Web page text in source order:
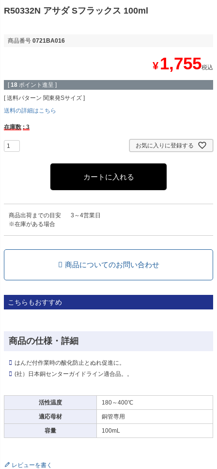
R50332N アサダ Sフラックス 100ml
商品番号 0721BA016
¥ 1,755税込
[ 18 ポイント進呈 ]
送料パターン 関東発Sサイズ
送料の詳細はこちら
在庫数 3
お気に入りに登録する
カートに入れる
商品出荷までの目安
※在庫がある場合
3～4営業日
商品についてのお問い合わせ
こちらもおすすめ
商品の仕様・詳細
はんだ付作業時の酸化防止とぬれ促進に。
(社）日本銅センターガイドライン適合品。。
活性温度 180～400℃
適応母材 銅管専用
容量 100mL
レビューを書く